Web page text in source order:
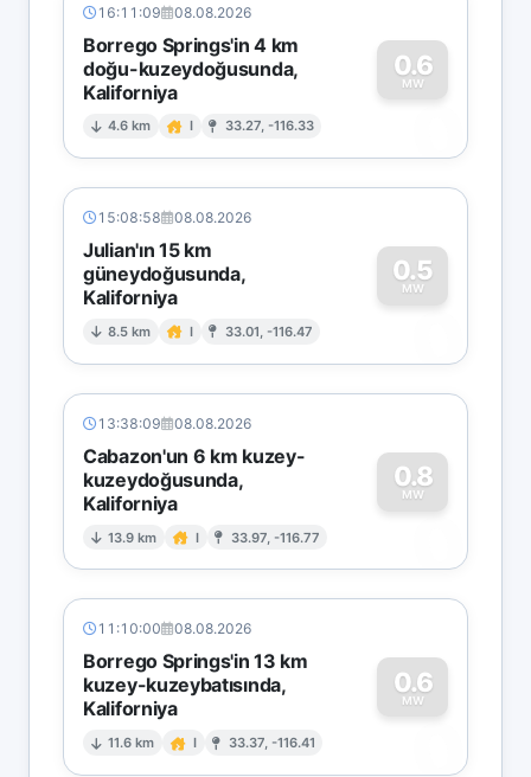
16:11:09 08.08.2026
Borrego Springs'in 4 km
doğu-kuzeydoğusunda,
Kaliforniya
4.6 km I 33.27, -116.33
0.6
MW
0
15:08:58 08.08.2026
Julian'ın 15 km
güneydoğusunda,
Kaliforniya
8.5 km I 33.01, -116.47
0.5
MW
0
13:38:09 08.08.2026
Cabazon'un 6 km kuzey-
kuzeydoğusunda,
Kaliforniya
13.9 km I 33.97, -116.77
0.8
MW
0
11:10:00 08.08.2026
Borrego Springs'in 13 km
kuzey-kuzeybatısında,
Kaliforniya
11.6 km I 33.37, -116.41
0.6
MW
0